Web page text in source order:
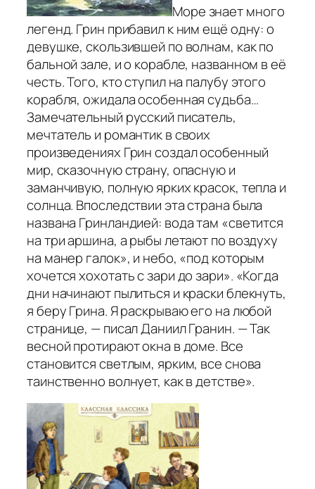
Море знает много
легенд. Грин прибавил к ним ещё одну: о
девушке, скользившей по волнам, как по
бальной зале, и о корабле, названном в её
честь. Того, кто ступил на палубу этого
корабля, ожидала особенная судьба…
Замечательный русский писатель,
мечтатель и романтик в своих
произведениях Грин создал особенный
мир, сказочную страну, опасную и
заманчивую, полную ярких красок, тепла и
солнца. Впоследствии эта страна была
названа Гринландией: вода там «светится
на три аршина, а рыбы летают по воздуху
на манер галок», и небо, «под которым
хочется хохотать с зари до зари». «Когда
дни начинают пылиться и краски блекнуть,
я беру Грина. Я раскрываю его на любой
странице, — писал Даниил Гранин. — Так
весной протирают окна в доме. Все
становится светлым, ярким, все снова
таинственно волнует, как в детстве».